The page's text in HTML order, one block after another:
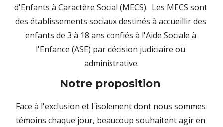
d'Enfants à Caractère Social (MECS).  Les MECS sont
des établissements sociaux destinés à accueillir des
enfants de 3 à 18 ans confiés à l'Aide Sociale à
l'Enfance (ASE) par décision judiciaire ou
administrative.
Notre proposition
Face à l'exclusion et l'isolement dont nous sommes
témoins chaque jour, beaucoup souhaitent agir en